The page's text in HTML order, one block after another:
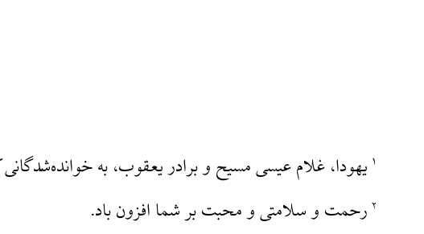
۱ یهودا، غلام عیسی مسیح و برادر یعقوب، به
۲ رحمت و سلامتی و محبت بر شما افزون باد.